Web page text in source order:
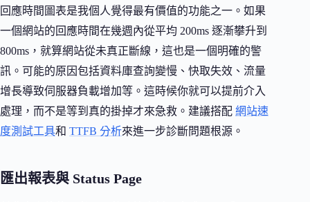
回應時間圖表是我個人覺得最有價值的功能之一。如果
一個網站的回應時間在幾週內從平均 200ms 逐漸攀升到
800ms，就算網站從未真正斷線，這也是一個明確的警
訊。可能的原因包括資料庫查詢變慢、快取失效、流量
增長導致伺服器負載增加等。這時候你就可以提前介入
處理，而不是等到真的掛掉才來急救。建議搭配 網站速
度測試工具和 TTFB 分析來進一步診斷問題根源。
匯出報表與 Status Page